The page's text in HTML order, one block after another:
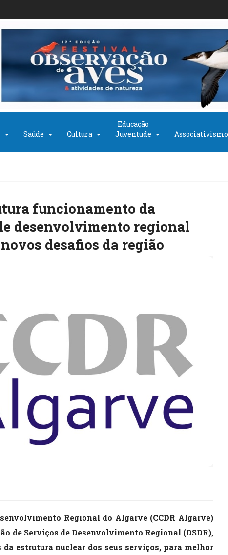
Saúde Cultura
Educação
Juventude
Associativismo
funcionamento da
desenvolvimento regional
desafios da região
Regional do Algarve (CCDR Algarve)
de Serviços de Desenvolvimento Regional (DSDR),
estrutura nuclear dos seus serviços, para melhor